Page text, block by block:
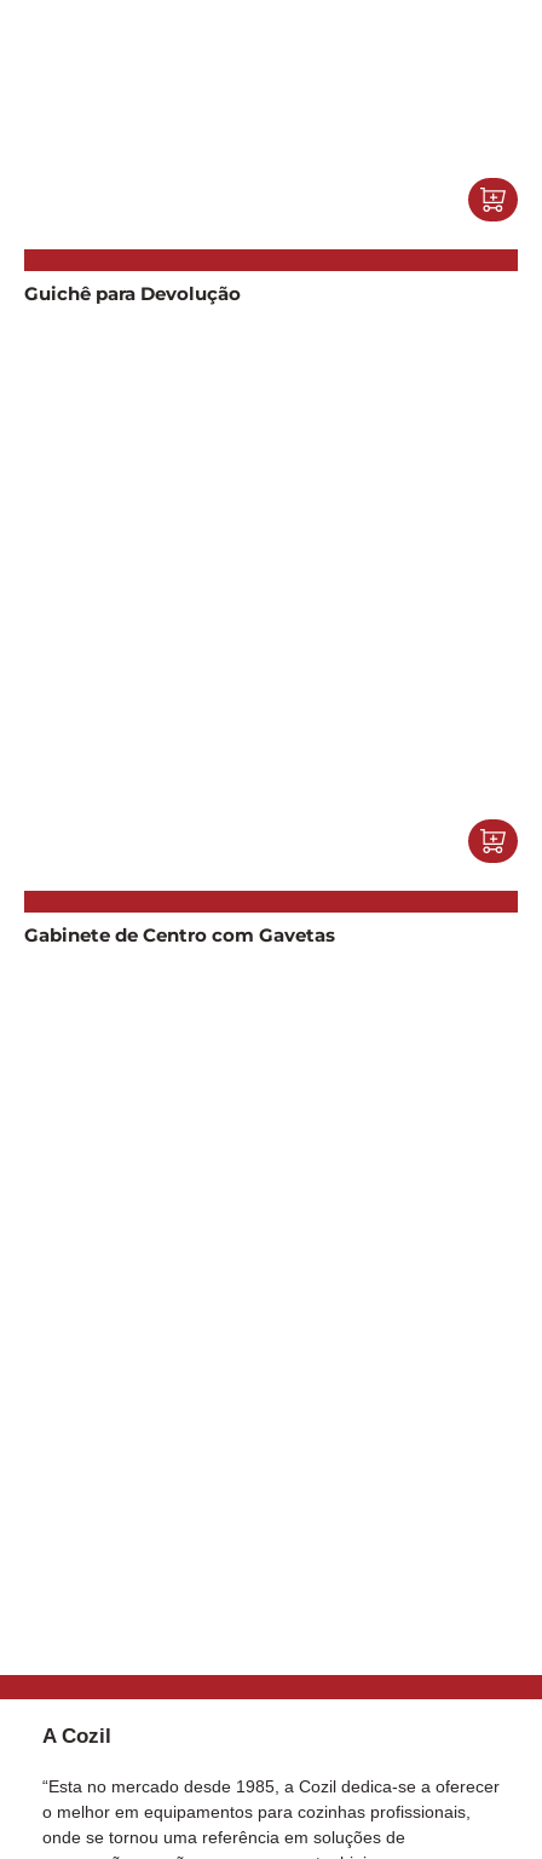
Guichê para Devolução
Gabinete de Centro com Gavetas
A Cozil
“Esta no mercado desde 1985, a Cozil dedica-se a oferecer
o melhor em equipamentos para cozinhas profissionais,
onde se tornou uma referência em soluções de